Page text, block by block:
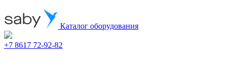
Каталог оборудования
+7 8617 72-92-82